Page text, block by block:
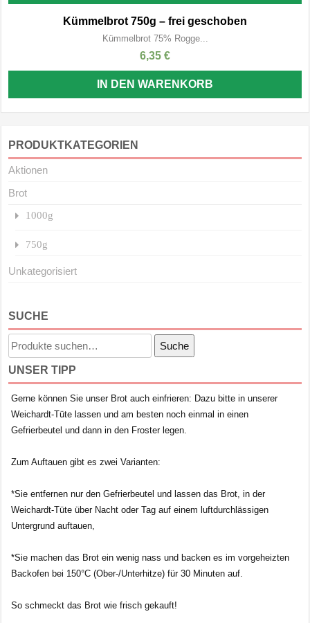
Kümmelbrot 750g – frei geschoben
Kümmelbrot 75% Rogge...
6,35 €
IN DEN WARENKORB
PRODUKTKATEGORIEN
Aktionen
Brot
1000g
750g
Unkategorisiert
SUCHE
Suche
nach:
Suche
UNSER TIPP
Gerne können Sie unser Brot auch einfrieren: Dazu bitte in unserer
Weichardt-Tüte lassen und am besten noch einmal in einen
Gefrierbeutel und dann in den Froster legen.
Zum Auftauen gibt es zwei Varianten:
*Sie entfernen nur den Gefrierbeutel und lassen das Brot, in der
Weichardt-Tüte über Nacht oder Tag auf einem luftdurchlässigen
Untergrund auftauen,
*Sie machen das Brot ein wenig nass und backen es im vorgeheizten
Backofen bei 150°C (Ober-/Unterhitze) für 30 Minuten auf.
So schmeckt das Brot wie frisch gekauft!